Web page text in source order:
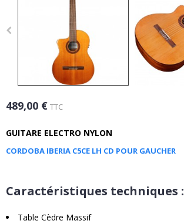
489,00 € TTC
GUITARE ELECTRO NYLON
CORDOBA IBERIA C5CE LH CD POUR GAUCHER
Caractéristiques techniques :
Table Cèdre Massif